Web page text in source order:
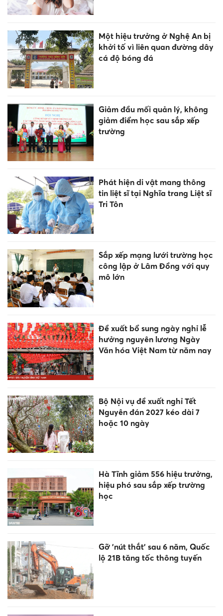
Một hiệu trưởng ở Nghệ An bị
khởi tố vì liên quan đường dây
cá độ bóng đá
Giảm đầu mối quản lý, không
giảm điểm học sau sắp xếp
trường
Phát hiện di vật mang thông
tin liệt sĩ tại Nghĩa trang Liệt sĩ
Tri Tôn
Sắp xếp mạng lưới trường học
công lập ở Lâm Đồng với quy
mô lớn
Đề xuất bổ sung ngày nghỉ lễ
hưởng nguyên lương Ngày
Văn hóa Việt Nam từ năm nay
Bộ Nội vụ đề xuất nghỉ Tết
Nguyên đán 2027 kéo dài 7
hoặc 10 ngày
Hà Tĩnh giảm 556 hiệu trưởng,
hiệu phó sau sắp xếp trường
học
Gỡ 'nút thắt' sau 6 năm, Quốc
lộ 21B tăng tốc thông tuyến